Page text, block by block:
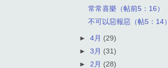
常常喜樂（帖前5：16）
不可以惡報惡（帖5：14）
►4月 (29)
►3月 (31)
►2月 (28)